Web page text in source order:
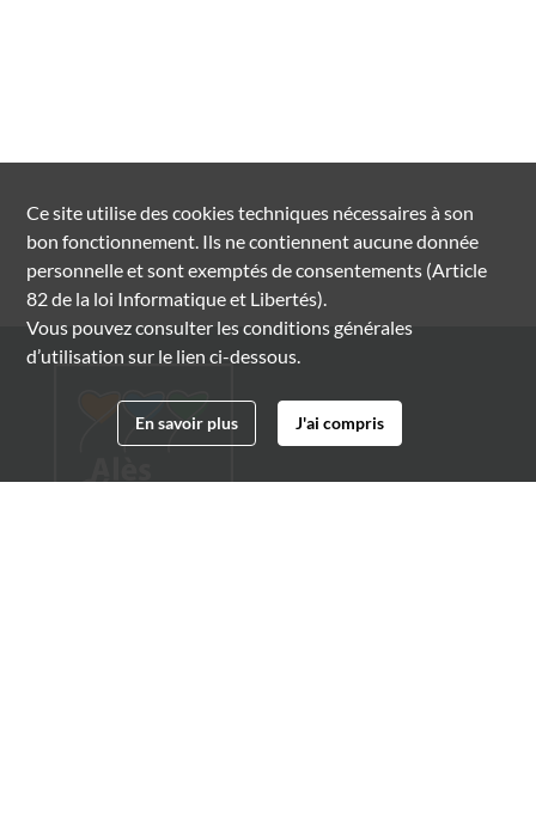
Ce site utilise descookiestechniques nécessaires à son
bon fonctionnement. Ils ne contiennent aucune donnée
personnelle et sont exemptés de consentements (Article
82 de la loi Informatique et Libertés).
Vous pouvez consulter les conditions générales
d’utilisation sur le lien ci-dessous.
En savoir plus J'ai compris